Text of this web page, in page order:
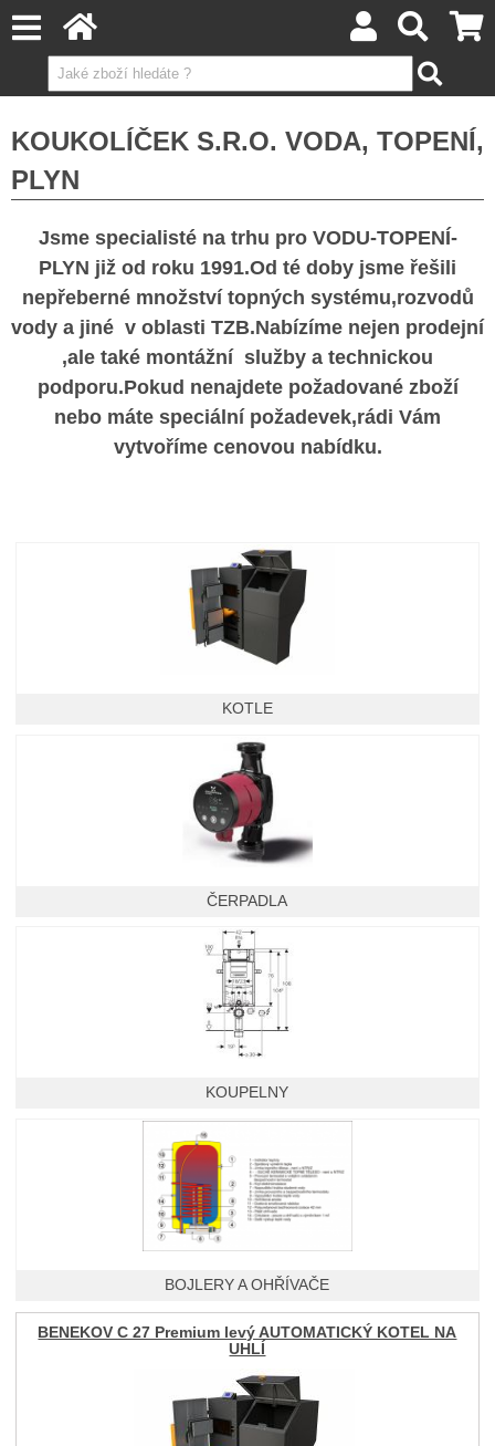
KOUKOLÍČEK S.R.O. VODA, TOPENÍ,
PLYN
Jsme specialisté na trhu pro VODU-TOPENÍ-
PLYN již od roku 1991.Od té doby jsme řešili
nepřeberné množství topných systému,rozvodů
vody a jiné v oblasti TZB.Nabízíme nejen prodejní
,ale také montážní služby a technickou
podporu.Pokud nenajdete požadované zboží
nebo máte speciální požadevek,rádi Vám
vytvoříme cenovou nabídku.
KOTLE
ČERPADLA
KOUPELNY
BOJLERY A OHŘÍVAČE
BENEKOV C 27 Premium levý AUTOMATICKÝ KOTEL NA
UHLÍ